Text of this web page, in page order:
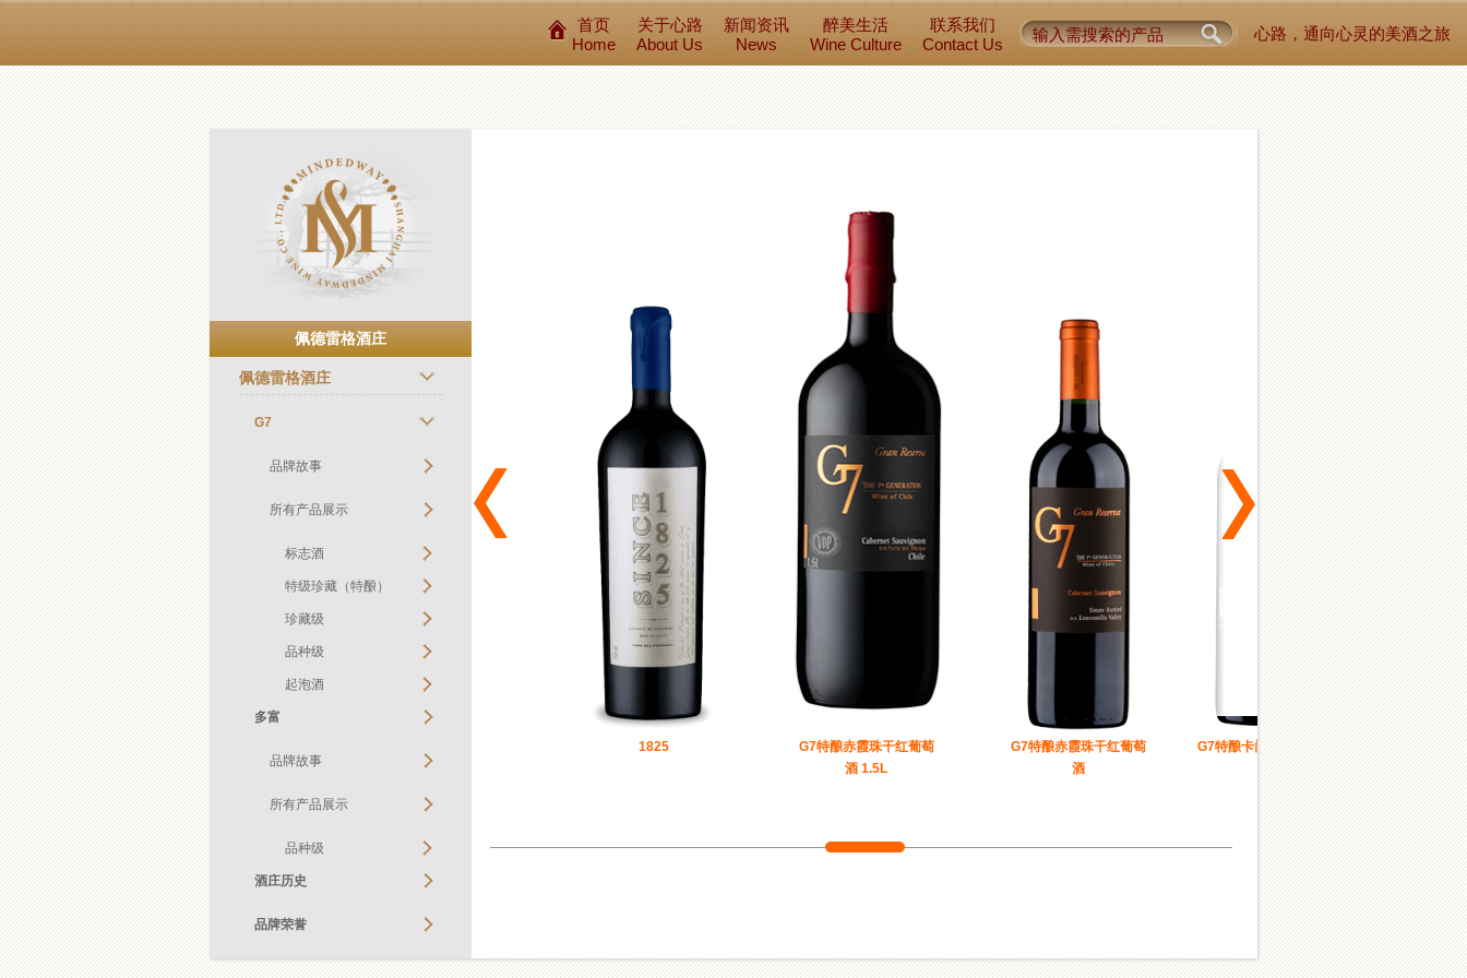
心路，通向心灵的美酒之旅
联系我们
Contact Us
醉美生活
Wine Culture
新闻资讯
News
关于心路
About Us
首页
Home
佩德雷格酒庄
佩德雷格酒庄
G7
品牌故事
所有产品展示
标志酒
特级珍藏（特酿）
珍藏级
品种级
起泡酒
多富
品牌故事
所有产品展示
品种级
酒庄历史
品牌荣誉
G7特酿赤霞珠干红葡萄
酒
G7特酿西拉干红葡萄酒
G7特酿赤霞珠干红葡萄
酒 1.5L
1825
G7特酿卡门纳干红葡萄
酒